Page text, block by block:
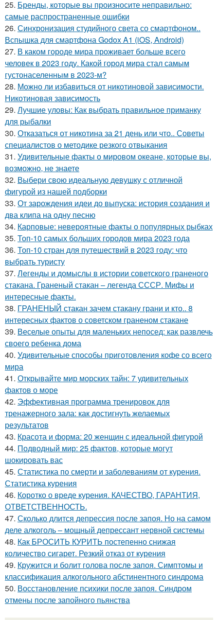
25. Бренды, которые вы произносите неправильно:
самые распространенные ошибки
26. Синхронизация студийного света со смартфоном..
Вспышка для смартфона Godox A1 (iOS, Android)
27. В каком городе мира проживает больше всего
человек в 2023 году. Какой город мира стал самым
густонаселенным в 2023-м?
28. Можно ли избавиться от никотиновой зависимости.
Никотиновая зависимость
29. Лучшие уловы: Как выбрать правильное приманку
для рыбалки
30. Отказаться от никотина за 21 день или что.. Советы
специалистов о методике резкого отвыкания
31. Удивительные факты о мировом океане, которые вы,
возможно, не знаете
32. Выбери свою идеальную девушку с отличной
фигурой из нашей подборки
33. От зарождения идеи до выпуска: история создания и
два клипа на одну песню
34. Карповые: невероятные факты о популярных рыбках
35. Топ-10 самых больших городов мира 2023 года
36. Топ-10 стран для путешествий в 2023 году: что
выбрать туристу
37. Легенды и домыслы в истории советского граненого
стакана. Граненый стакан – легенда СССР. Мифы и
интересные факты.
38. ГРАНЕНЫЙ стакан зачем стакану грани и кто.. 8
интересных фактов о советском граненом стакане
39. Веселые опыты для маленьких непосед: как развлечь
своего ребенка дома
40. Удивительные способы приготовления кофе со всего
мира
41. Открывайте мир морских тайн: 7 удивительных
фактов о море
42. Эффективная программа тренировок для
тренажерного зала: как достигнуть желаемых
результатов
43. Красота и форма: 20 женщин с идеальной фигурой
44. Подводный мир: 25 фактов, которые могут
шокировать вас
45. Статистика по смерти и заболеваниям от курения.
Статистика курения
46. Коротко о вреде курения. КАЧЕСТВО, ГАРАНТИЯ,
ОТВЕТСТВЕННОСТЬ.
47. Сколько длится депрессия после запоя. Но на самом
деле алкоголь – мощный депрессант нервной системы
48. Как БРОСИТЬ КУРИТЬ постепенно снижая
количество сигарет. Резкий отказ от курения
49. Кружится и болит голова после запоя. Симптомы и
классификация алкогольного абстинентного синдрома
50. Восстановление психики после запоя. Синдром
отмены после запойного пьянства